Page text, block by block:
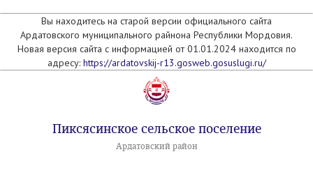
Вы находитесь на старой версии официального сайта
Ардатовского муниципального райнона Республики Мордовия.
Новая версия сайта с информацией от 01.01.2024 находится по
адресу: https://ardatovskij-r13.gosweb.gosuslugi.ru/
Пиксясинское сельское поселение
Ардатовский район